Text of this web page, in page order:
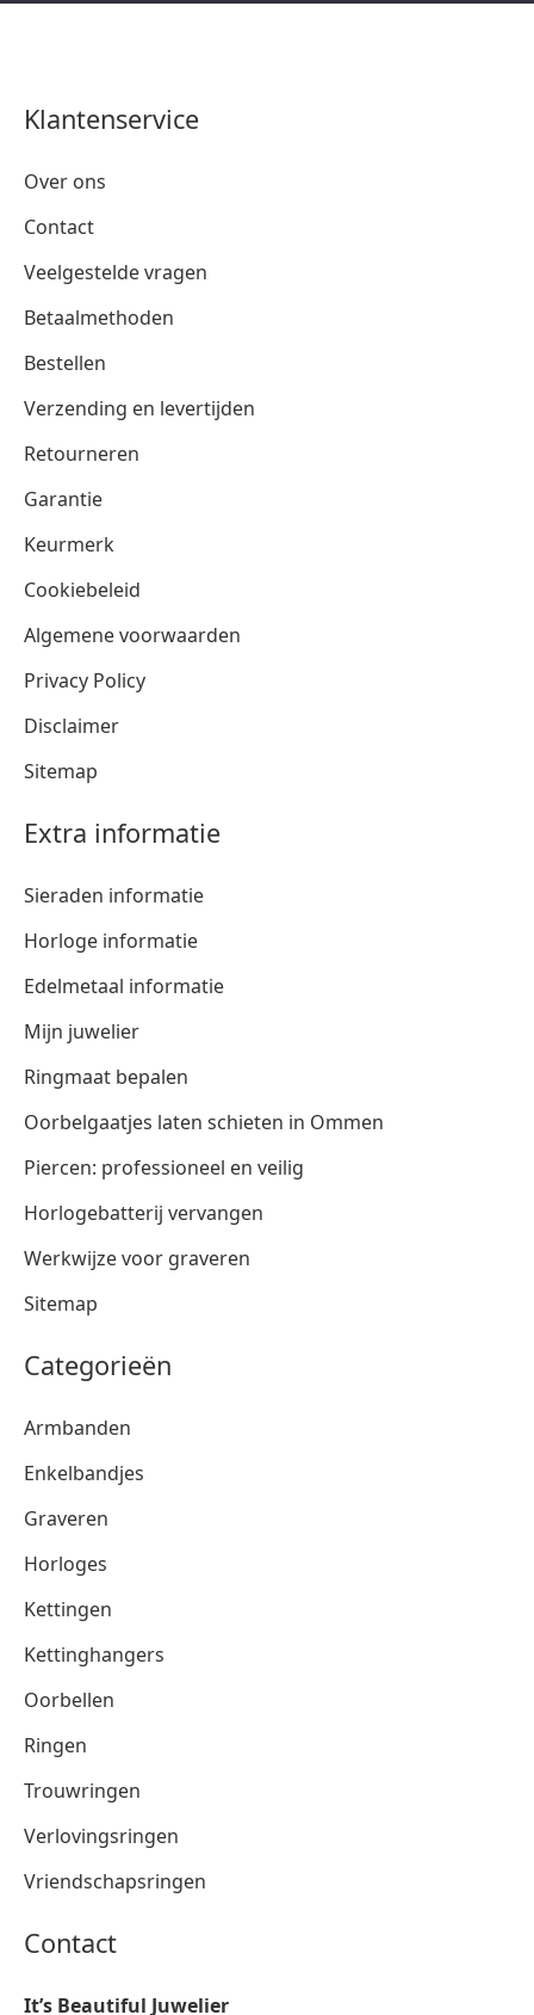
Klantenservice
Over ons
Contact
Veelgestelde vragen
Betaalmethoden
Bestellen
Verzending en levertijden
Retourneren
Garantie
Keurmerk
Cookiebeleid
Algemene voorwaarden
Privacy Policy
Disclaimer
Sitemap
Extra informatie
Sieraden informatie
Horloge informatie
Edelmetaal informatie
Mijn juwelier
Ringmaat bepalen
Oorbelgaatjes laten schieten in Ommen
Piercen: professioneel en veilig
Horlogebatterij vervangen
Werkwijze voor graveren
Sitemap
Categorieën
Armbanden
Enkelbandjes
Graveren
Horloges
Kettingen
Kettinghangers
Oorbellen
Ringen
Trouwringen
Verlovingsringen
Vriendschapsringen
Contact
It’s Beautiful Juwelier